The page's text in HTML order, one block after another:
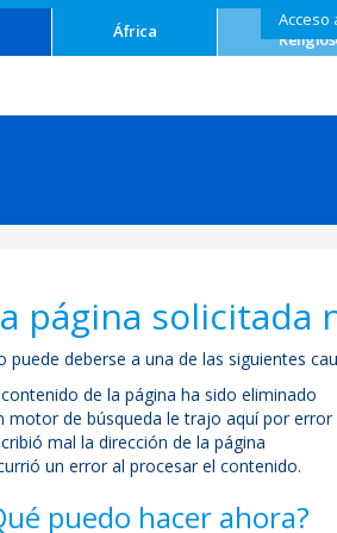
Acceso
África
página solicitada
puede deberse a una de las siguientes
contenido de la página ha sido eliminado
motor de búsqueda le trajo aquí por error
mal la dirección de la página
un error al procesar el contenido.
puedo hacer ahora?